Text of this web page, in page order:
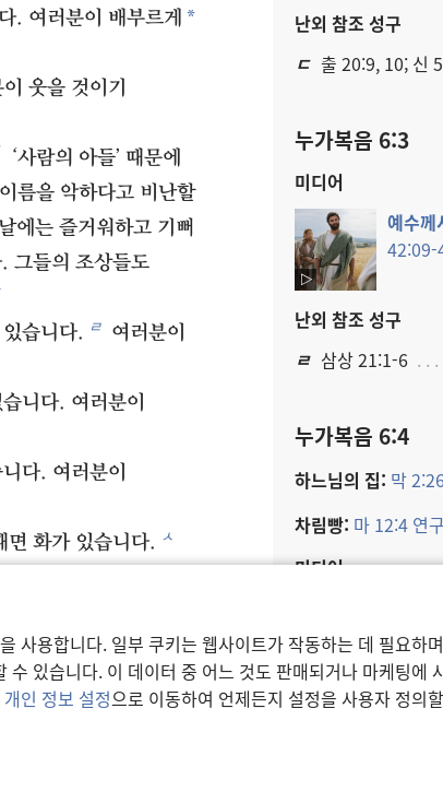
사용합니다. 일부 쿠키는 웹사이트가 작동하는 데 필요하
있습니다. 이 데이터 중 어느 것도 판매되거나 마케팅에
개인 정보 설정으로 이동하여 언제든지 설정을 사용자 정의
. 여러분이 배부르게 *
웃을 것이기
‘사람의 아들’ 때문에
름을 악하다고 비난할
에는 즐거워하고 기뻐
그들의 조상들도
습니다. ㄹ 여러분이
니다. 여러분이
다. 여러분이
면 화가 있습니다. ㅅ
행하고 ㅇ 28
을 모욕하는 사람을
빼앗는 사람이
난외 참조 성구
ㄷ 출 20:9, 10; 신
누가복음 6:3
미디어
예수​께
42:09-
난외 참조 성구
ㄹ 삼상 21:1-6
누가복음 6:4
하느님의 집: 막
차림빵: 마 12:4 연
미디어
42:09-
난외 참조 성구